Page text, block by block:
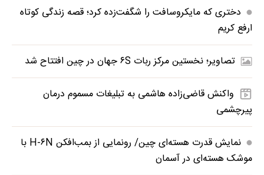
دختری که مایکروسافت را شگفت‌زده کرد؛ قصه زندگی کوتاه
ارفع کریم
تصاویر؛ نخستین مرکز ربات ۶S جهان در چین افتتاح شد
واکنش قاضی‌زاده هاشمی به تبلیغات مسموم درمان
پیرچشمی
نمایش قدرت هسته‌ای چین/ رونمایی از بمب‌افکن H-۶N با
موشک هسته‌ای در آسمان